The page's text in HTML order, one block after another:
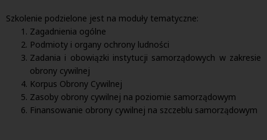
Szkolenie podzielone jest na moduły tematyczne:
Zagadnienia ogólne
Podmioty i organy ochrony ludności
Zadania i obowiązki instytucji samorządowych w zakresie
obrony cywilnej
Korpus Obrony Cywilnej
Zasoby obrony cywilnej na poziomie samorządowym
Finansowanie obrony cywilnej na szczeblu samorządowym